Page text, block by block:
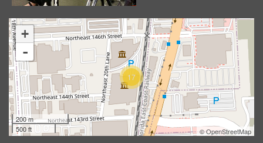
Image 652
10383 odwiedzin
17
+
-
200 m
500 ft
©OpenStreetMap